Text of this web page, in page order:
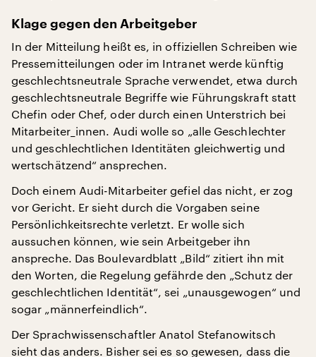
Klage gegen den Arbeitgeber
In der Mitteilung heißt es, in offiziellen Schreiben wie
Pressemitteilungen oder im Intranet werde künftig
geschlechtsneutrale Sprache verwendet, etwa durch
geschlechtsneutrale Begriffe wie Führungskraft statt
Chefin oder Chef, oder durch einen Unterstrich bei
Mitarbeiter_innen. Audi wolle so „alle Geschlechter
und geschlechtlichen Identitäten gleichwertig und
wertschätzend“ ansprechen.
Doch einem Audi-Mitarbeiter gefiel das nicht, er zog
vor Gericht. Er sieht durch die Vorgaben seine
Persönlichkeitsrechte verletzt. Er wolle sich
aussuchen können, wie sein Arbeitgeber ihn
anspreche. Das Boulevardblatt „Bild“ zitiert ihn mit
den Worten, die Regelung gefährde den „Schutz der
geschlechtlichen Identität“, sei „unausgewogen“ und
sogar „männerfeindlich“.
Der Sprachwissenschaftler Anatol Stefanowitsch
sieht das anders. Bisher sei es so gewesen, dass die